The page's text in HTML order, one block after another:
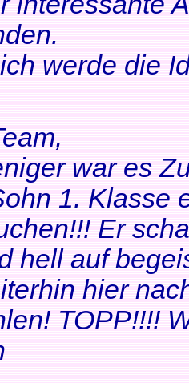
werde die
war es
1. Klasse
Er
hell auf
hier
TOPP!!!!